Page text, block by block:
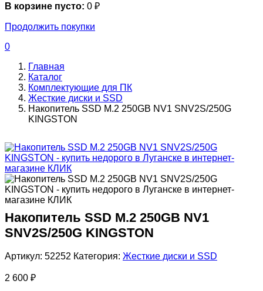
В корзине пусто: 0 ₽
Продолжить покупки
0
Главная
Каталог
Комплектующие для ПК
Жесткие диски и SSD
Накопитель SSD M.2 250GB NV1 SNV2S/250G
KINGSTON
Накопитель SSD M.2 250GB NV1
SNV2S/250G KINGSTON
Артикул: 52252 Категория: Жесткие диски и SSD
2 600 ₽